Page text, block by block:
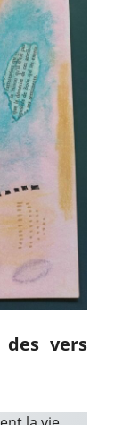
vers